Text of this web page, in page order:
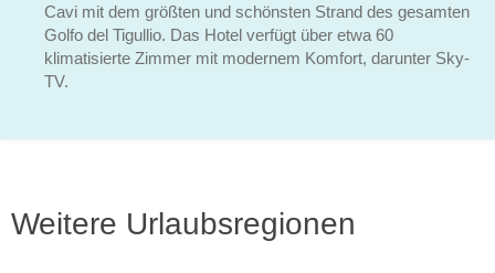
Cavi mit dem größten und schönsten Strand des gesamten
Golfo del Tigullio. Das Hotel verfügt über etwa 60
klimatisierte Zimmer mit modernem Komfort, darunter Sky-
TV.
Weitere Urlaubsregionen